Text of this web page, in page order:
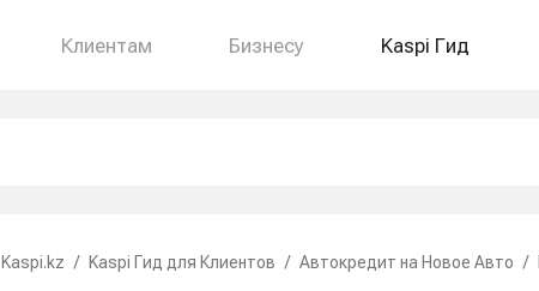
Клиентам Бизнесу Kaspi Гид
Kaspi.kz / Kaspi Гид для Клиентов / Автокредит на Новое Авто /